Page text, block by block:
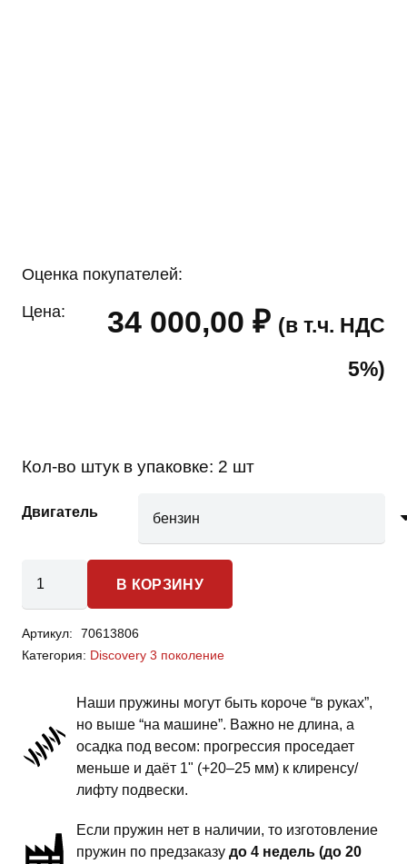
Оценка покупателей:
Цена: 34 000,00 ₽ (в т.ч. НДС
5%)
Кол-во штук в упаковке: 2 шт
Двигатель
товара
Rover
Discovery
пружины
передней
дюйма
В КОРЗИНУ
Артикул:
70613806
Категория: Discovery 3 поколение
Наши пружины могут быть короче “в руках”,
но выше “на машине”. Важно не длина, а
осадка под весом: прогрессия проседает
меньше и даёт 1" (+20–25 мм) к клиренсу/
лифту подвески.
Если пружин нет в наличии, то изготовление
пружин по предзаказу до 4 недель (до 20